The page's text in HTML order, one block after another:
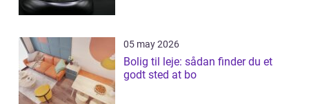
05 may 2026
Bolig til leje: sådan finder du et
godt sted at bo